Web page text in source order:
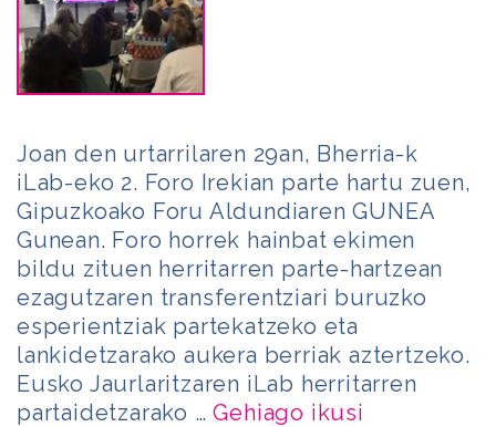
Joan den urtarrilaren 29an, Bherria-k
iLab-eko 2. Foro Irekian parte hartu zuen,
Gipuzkoako Foru Aldundiaren GUNEA
Gunean. Foro horrek hainbat ekimen
bildu zituen herritarren parte-hartzean
ezagutzaren transferentziari buruzko
esperientziak partekatzeko eta
lankidetzarako aukera berriak aztertzeko.
Eusko Jaurlaritzaren iLab herritarren
partaidetzarako …Gehiago ikusi